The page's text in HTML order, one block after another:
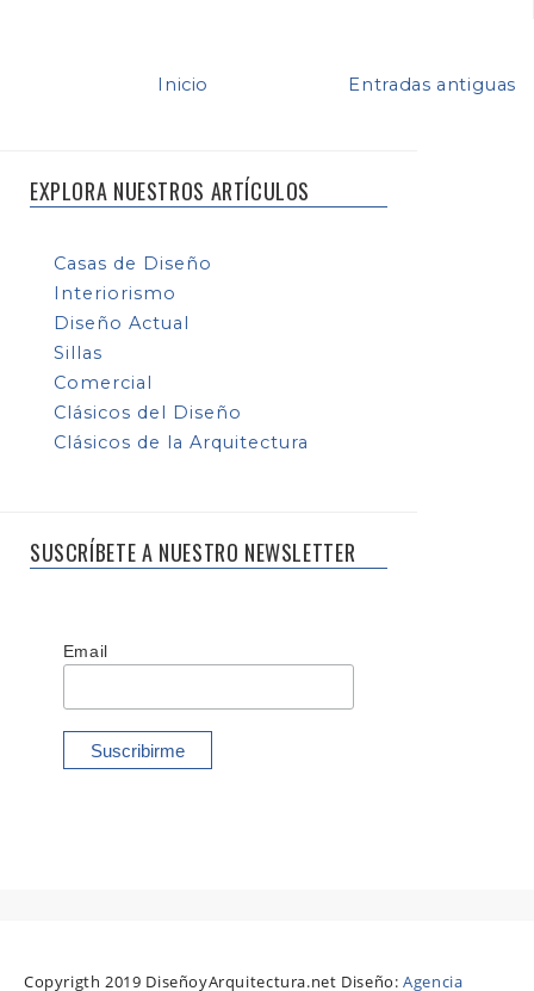
Entradas antiguas
Inicio
EXPLORA NUESTROS ARTÍCULOS
Casas de Diseño
Interiorismo
Diseño Actual
Sillas
Comercial
Clásicos del Diseño
Clásicos de la Arquitectura
SUSCRÍBETE A NUESTRO NEWSLETTER
Email
Copyrigth 2019 DiseñoyArquitectura.net Diseño:Agencia